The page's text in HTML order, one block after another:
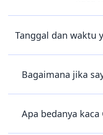
Tanggal dan waktu
Bagaimana jika
Apa bedanya